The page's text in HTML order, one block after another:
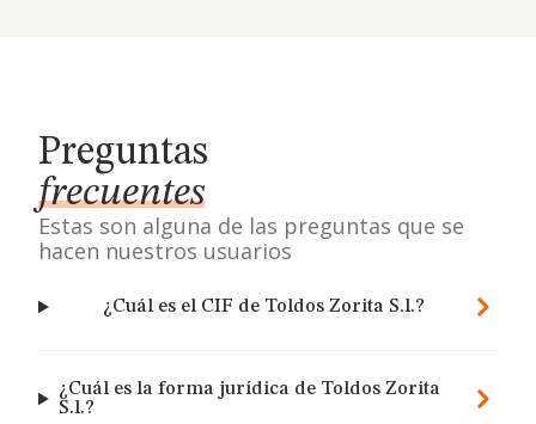
Preguntas
frecuentes
Estas son alguna de las preguntas que se
hacen nuestros usuarios
¿Cuál es el CIF de Toldos Zorita S.l.?
¿Cuál es la forma jurídica de Toldos Zorita
S.l.?